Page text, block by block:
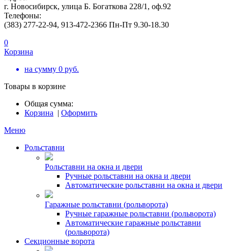
г. Новосибирск, улица Б. Богаткова 228/1, оф.92
Телефоны:
(383) 277-22-94, 913-472-2366 Пн-Пт 9.30-18.30
0
Корзина
на сумму 0 руб.
Товары в корзине
Общая сумма:
Корзина | Оформить
Меню
Рольставни
Рольставни на окна и двери
Ручные рольставни на окна и двери
Автоматические рольставни на окна и двери
Гаражные рольставни (рольворота)
Ручные гаражные рольставни (рольворота)
Автоматические гаражные рольставни
(рольворота)
Секционные ворота